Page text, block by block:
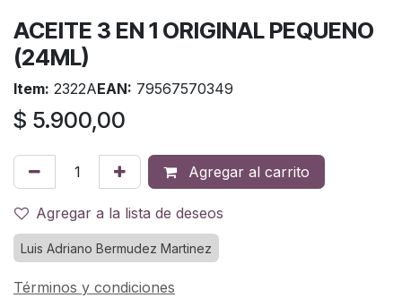
ACEITE 3 EN 1 ORIGINAL PEQUENO
(24ML)
Item: 2322AEAN: 79567570349
$ 5.900,00
Agregar al carrito
Agregar a la lista de deseos
Luis Adriano Bermudez Martinez
Términos y condiciones